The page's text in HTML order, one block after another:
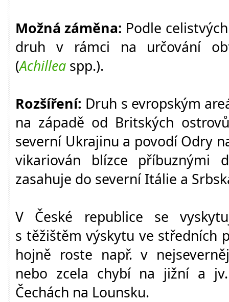
Možná záměna: Podle
druh v rámci na určování
(Achillea spp.).
Rozšíření: Druh s evropským
na západě od Britských
severní Ukrajinu a povodí Odry
vikariován blízce příbuznými
zasahuje do severní Itálie a
V České republice se
s těžištěm výskytu ve středních
hojně roste např. v
nebo zcela chybí na jižní a
Čechách na Lounsku.